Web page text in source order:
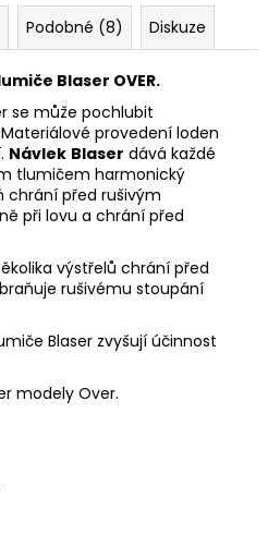
Podobné (8) Diskuze
Blaser OVER.
se může pochlubit
provedení loden
Návlek Blaser dává každé
tlumičem harmonický
chrání před rušivým
při lovu a chrání před
výstřelů chrání před
rušivému stoupání
Blaser zvyšují účinnost
modely Over.